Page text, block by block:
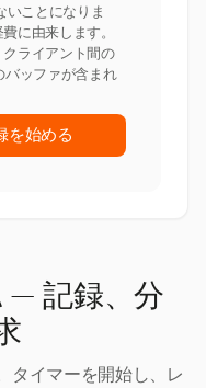
ことになりま
に由来します。
ライアント間の
バッファが含まれ
を始める
— 記録、分
タイマーを開始し、レ